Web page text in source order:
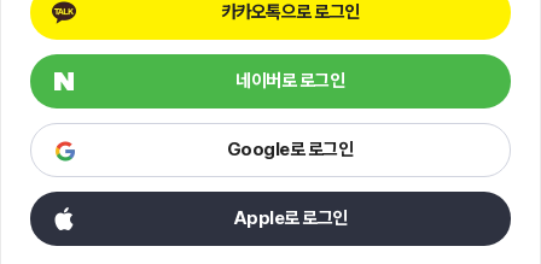
카카오톡으로 로그인
네이버로 로그인
Google로 로그인
Apple로 로그인